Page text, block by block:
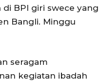
BPI giri swece yang
Bangli. Minggu
seragam
kegiatan ibadah